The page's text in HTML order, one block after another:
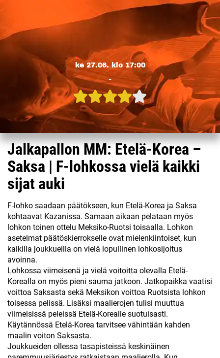
ke 27.06. klo 17:00
-
Jalkapallon MM: Etelä-Korea –
Saksa | F-lohkossa vielä kaikki
sijat auki
F-lohko saadaan päätökseen, kun Etelä-Korea ja Saksa
kohtaavat Kazanissa. Samaan aikaan pelataan myös
lohkon toinen ottelu Meksiko-Ruotsi toisaalla. Lohkon
asetelmat päätöskierrokselle ovat mielenkiintoiset, kun
kaikilla joukkueilla on vielä lopullinen lohkosijoitus
avoinna.
Lohkossa viimeisenä ja vielä voitoitta olevalla Etelä-
Korealla on myös pieni sauma jatkoon. Jatkopaikka vaatisi
voittoa Saksasta sekä Meksikon voittoa Ruotsista lohkon
toisessa pelissä. Lisäksi maalierojen tulisi muuttua
viimeisissä peleissä Etelä-Korealle suotuisasti.
Käytännössä Etelä-Korea tarvitsee vähintään kahden
maalin voiton Saksasta.
Joukkueiden ollessa tasapisteissä keskinäinen